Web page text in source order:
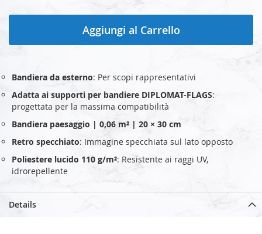
Aggiungi al Carrello
Bandiera da esterno: Per scopi rappresentativi
Adatta ai supporti per bandiere DIPLOMAT-FLAGS:
progettata per la massima compatibilità
Bandiera paesaggio | 0,06 m² | 20 × 30 cm
Retro specchiato: Immagine specchiata sul lato opposto
Poliestere lucido 110 g/m²: Resistente ai raggi UV,
idrorepellente
Details